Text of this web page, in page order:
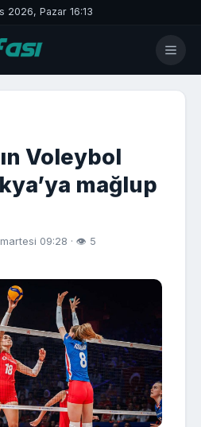
2026, Pazar 16:13
Voleybol
mağlup
09:28 · 👁 5